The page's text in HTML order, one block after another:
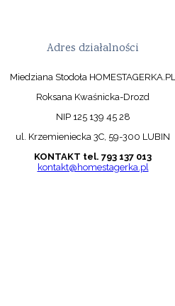
Adres działalności
Miedziana Stodoła HOMESTAGERKA.PL
Roksana Kwaśnicka-Drozd
NIP 125 139 45 28
ul. Krzemieniecka 3C, 59-300 LUBIN
KONTAKT tel. 793 137 013
kontakt@homestagerka.pl